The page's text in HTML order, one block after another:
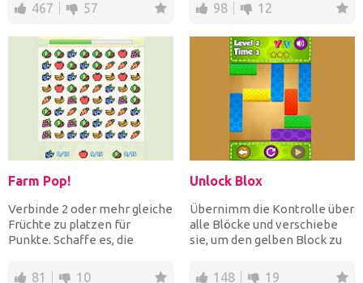
467 57 98 12
Farm Pop!
Verbinde 2 oder mehr gleiche
Früchte zu platzen für
Punkte. Schaffe es, die
81 10
Unlock Blox
Übernimm die Kontrolle über
alle Blöcke und verschiebe
sie, um den gelben Block zu
148 19